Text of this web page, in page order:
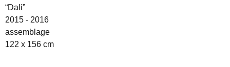
“Dali”
2015 - 2016
assemblage
122 x 156 cm